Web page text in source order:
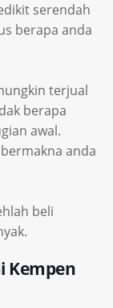
serendah
berapa anda
terjual
berapa
awal.
anda
beli
Kempen